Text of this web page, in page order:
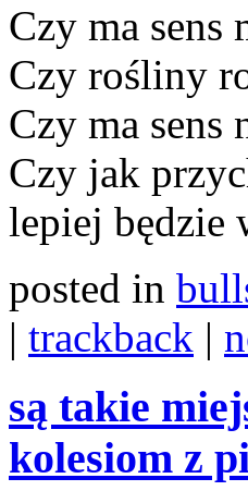
Czy ma sens
Czy rośliny
Czy ma sens
Czy jak
lepiej będzie
posted in
| trackback |
są takie
kolesiom z